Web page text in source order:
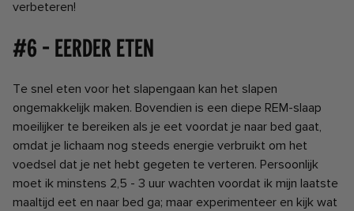
verbeteren!
#6 - Eerder eten
Te snel eten voor het slapengaan kan het slapen
ongemakkelijk maken. Bovendien is een diepe REM-slaap
moeilijker te bereiken als je eet voordat je naar bed gaat,
omdat je lichaam nog steeds energie verbruikt om het
voedsel dat je net hebt gegeten te verteren. Persoonlijk
moet ik minstens 2,5 - 3 uur wachten voordat ik mijn laatste
maaltijd eet en naar bed ga; maar experimenteer en kijk wat